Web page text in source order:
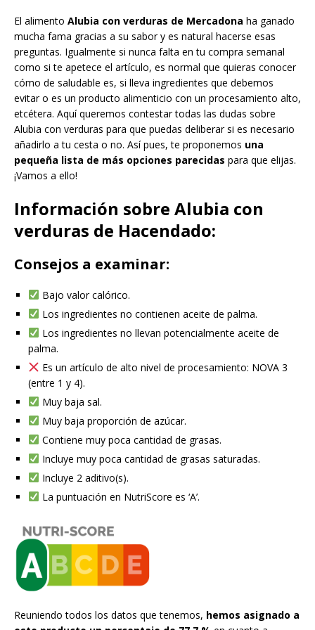
El alimento Alubia con verduras de Mercadona ha ganado
mucha fama gracias a su sabor y es natural hacerse esas
preguntas. Igualmente si nunca falta en tu compra semanal
como si te apetece el artículo, es normal que quieras conocer
cómo de saludable es, si lleva ingredientes que debemos
evitar o es un producto alimenticio con un procesamiento alto,
etcétera. Aquí queremos contestar todas las dudas sobre
Alubia con verduras para que puedas deliberar si es necesario
añadirlo a tu cesta o no. Así pues, te proponemos una
pequeña lista de más opciones parecidas para que elijas.
¡Vamos a ello!
Información sobre Alubia con
verduras de Hacendado:
Consejos a examinar:
Bajo valor calórico.
Los ingredientes no contienen aceite de palma.
Los ingredientes no llevan potencialmente aceite de
palma.
Es un artículo de alto nivel de procesamiento: NOVA 3
(entre 1 y 4).
Muy baja sal.
Muy baja proporción de azúcar.
Contiene muy poca cantidad de grasas.
Incluye muy poca cantidad de grasas saturadas.
Incluye 2 aditivo(s).
La puntuación en NutriScore es ‘A’.
Reuniendo todos los datos que tenemos, hemos asignado a